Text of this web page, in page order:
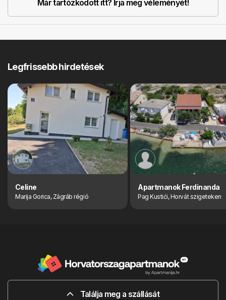
Már tartózkodott itt? Írja meg véleményét!
Legfrissebb hirdetések
Celine
Marija Gorica, Zágráb régió
Apartmanok Ferdinanda
Pag Kustići, Horvát szigeteken
Találja meg a szállását